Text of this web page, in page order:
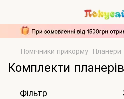
Помічники прикорму Планери
Комплекти планерів
Фільтр